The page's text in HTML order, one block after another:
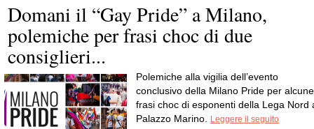
Domani il “Gay Pride” a Milano,
polemiche per frasi choc di due
consiglieri...
Polemiche alla vigilia dell’evento
conclusivo della Milano Pride per alcune
frasi choc di esponenti della Lega Nord
Palazzo Marino.
Leggere il seguito